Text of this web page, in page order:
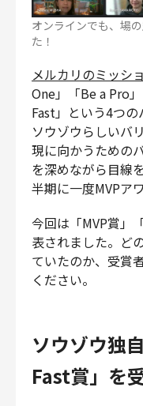
クリエイティブ
コーポレート
内部監査・リスク
法務
人事
セキュリティ・プラ
募
オンラインでも、場
た！
メルカリのミッシ
One」「Be a Pro
Fast」という4つの
ソウゾウらしいバ
現に向かうための
を深めながら目線
半期に一度MVPア
今回は「MVP賞」
表されました。ど
ていたのか、受賞
ください。
ソウゾウ独
Fast賞」を